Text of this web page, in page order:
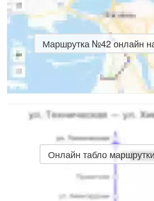
Маршрутка №42 онлайн
Онлайн табло